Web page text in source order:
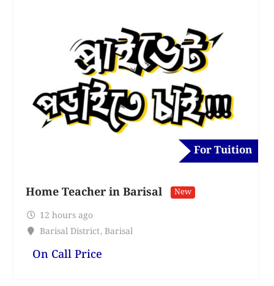
For Tuition
Home Teacher in Barisal New
12 hours ago
Barisal District, Barisal
On Call Price